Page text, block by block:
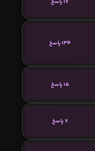
17 پاسخ
134 پاسخ
15 پاسخ
7 پاسخ